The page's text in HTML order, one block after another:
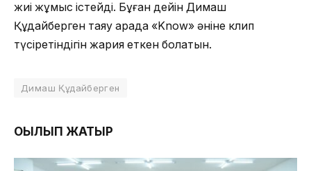
жиі жұмыс істейді. Бұған дейін Димаш
Құдайберген таяу арада «Know» әніне клип
түсіретіндігін жария еткен болатын.
Димаш Құдайберген
ОҚЫЛЫП ЖАТЫР